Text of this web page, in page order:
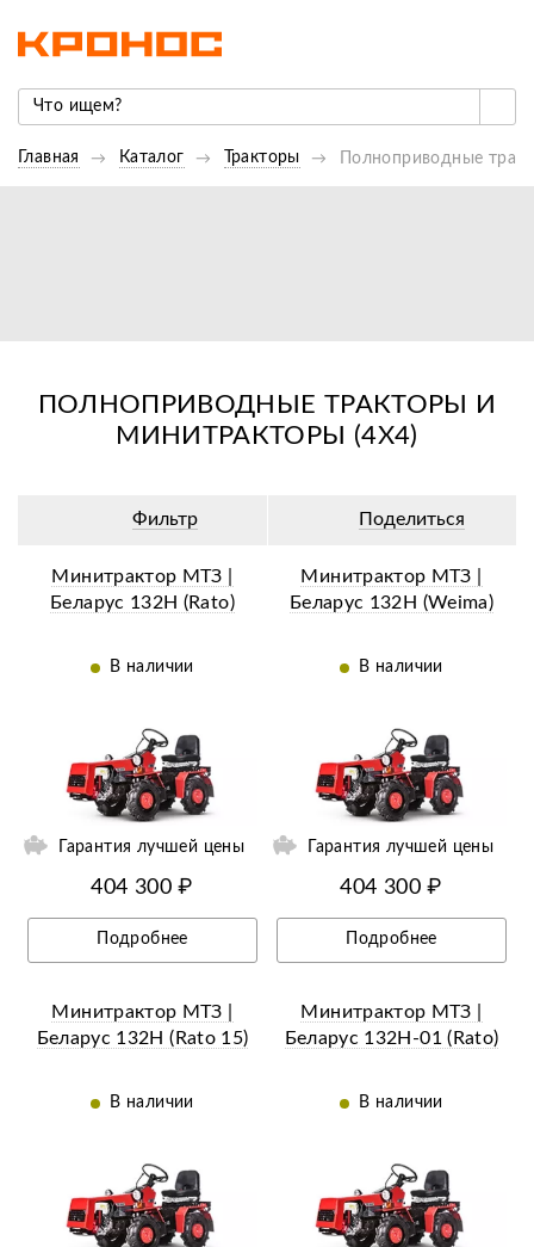
Главная Каталог Тракторы Полноприводные
ПОЛНОПРИВОДНЫЕ ТРАКТОРЫ И
МИНИТРАКТОРЫ (4X4)
Фильтр Поделиться
Минитрактор МТЗ |
Беларус 132H (Rato)
В наличии
Гарантия лучшей цены
404 300 ₽
Подробнее
Минитрактор МТЗ |
Беларус 132H (Weima)
В наличии
Ещё 12 фотографий
Гарантия лучшей цены
404 300 ₽
Подробнее
Минитрактор МТЗ |
Беларус 132H (Rato 15)
В наличии
Минитрактор МТЗ |
Беларус 132Н-01 (Rato)
В наличии
Ещё 12 фотографий